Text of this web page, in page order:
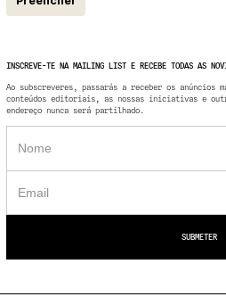
INSCREVE-TE NA MAILING LIST E RECEBE TODAS AS
Ao subscreveres, passarás a receber os anúncios
conteúdos editoriais, as nossas iniciativas e
endereço nunca será partilhado.